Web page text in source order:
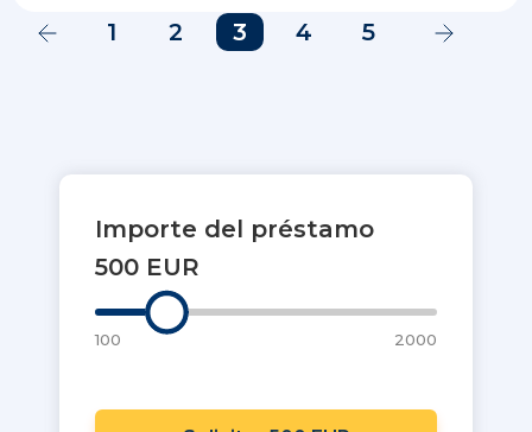
1 2 3 4 5
Importe del préstamo
500 EUR
100 2000